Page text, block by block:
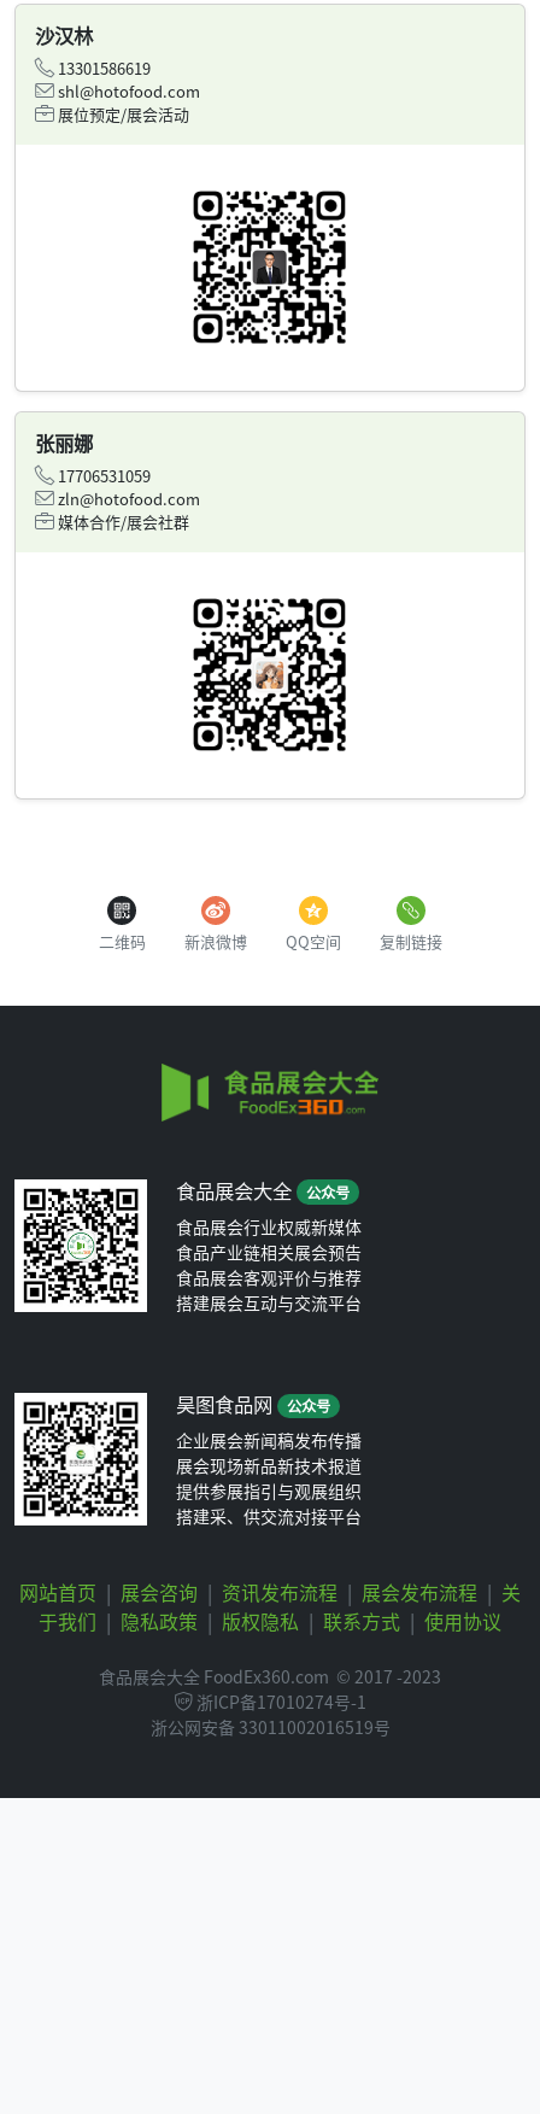
沙汉林
13301586619
shl@hotofood.com
展位预定/展会活动
张丽娜
17706531059
zln@hotofood.com
媒体合作/展会社群
二维码 新浪微博 QQ空间 复制链接
食品展会大全 公众号
食品展会行业权威新媒体
食品产业链相关展会预告
食品展会客观评价与推荐
搭建展会互动与交流平台
昊图食品网 公众号
企业展会新闻稿发布传播
展会现场新品新技术报道
提供参展指引与观展组织
搭建采、供交流对接平台
网站首页 | 展会咨询 | 资讯发布流程 | 展会发布流程 | 关
于我们 | 隐私政策 | 版权隐私 | 联系方式 | 使用协议
食品展会大全 FoodEx360.com © 2017 -2023
浙ICP备17010274号-1
浙公网安备 33011002016519号